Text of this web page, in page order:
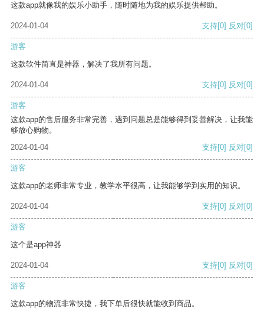
这款app就像我的娱乐小助手，随时随地为我的娱乐提供帮助。
2024-01-04 支持[0] 反对[0]
游客
这款软件简直是神器，解决了我所有问题。
2024-01-04 支持[0] 反对[0]
游客
这款app的售后服务非常完善，遇到问题总是能够得到妥善解决，让我能
够放心购物。
2024-01-04
支持[0] 反对[0]
游客
这款app的老师非常专业，教学水平很高，让我能够学到实用的知识。
2024-01-04 支持[0] 反对[0]
游客
这个是app神器
2024-01-04 支持[0] 反对[0]
游客
这款app的物流非常快捷，我下单后很快就能收到商品。